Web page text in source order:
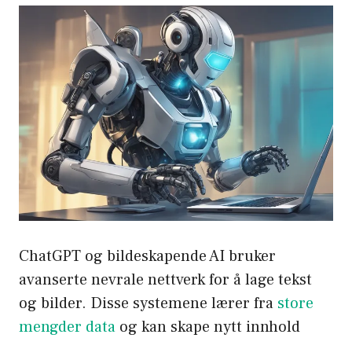
ChatGPT og bildeskapende AI bruker
avanserte nevrale nettverk for å lage tekst
og bilder. Disse systemene lærer fra store
mengder data og kan skape nytt innhold